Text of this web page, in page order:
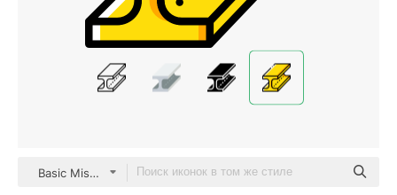
Basic Miscellany Yellow